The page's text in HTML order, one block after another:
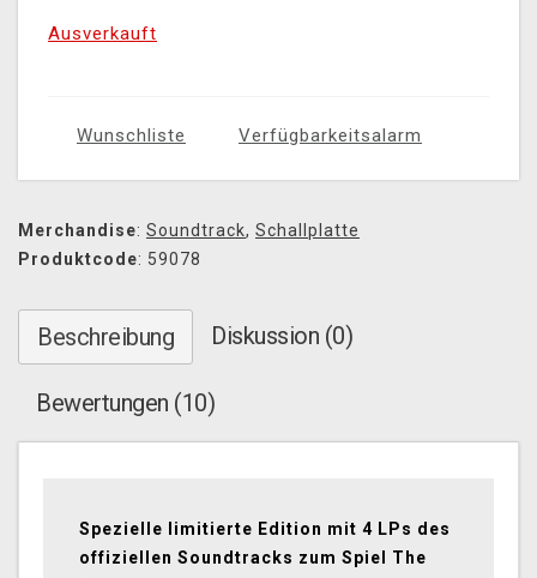
Ausverkauft
Wunschliste Verfügbarkeitsalarm
Merchandise: Soundtrack, Schallplatte
Produktcode: 59078
Beschreibung Diskussion (0)
Bewertungen (10)
Spezielle limitierte Edition mit 4 LPs des
offiziellen Soundtracks zum Spiel The